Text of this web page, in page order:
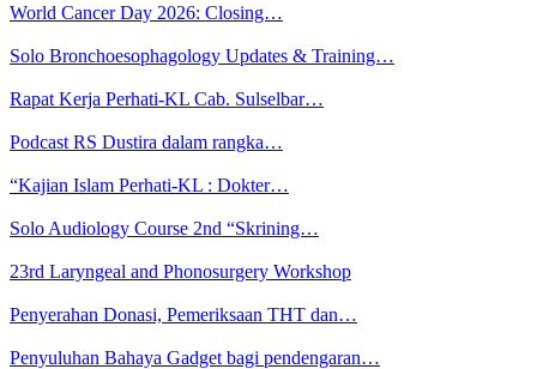
World Cancer Day 2026: Closing…
Solo Bronchoesophagology Updates & Training…
Rapat Kerja Perhati-KL Cab. Sulselbar…
Podcast RS Dustira dalam rangka…
“Kajian Islam Perhati-KL : Dokter…
Solo Audiology Course 2nd “Skrining…
23rd Laryngeal and Phonosurgery Workshop
Penyerahan Donasi, Pemeriksaan THT dan…
Penyuluhan Bahaya Gadget bagi pendengaran…